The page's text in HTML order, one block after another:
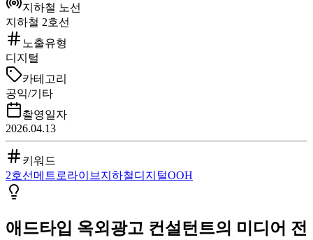
지하철 노선
지하철 2호선
노출유형
디지털
카테고리
공익/기타
촬영일자
2026.04.13
키워드
2호선 메트로라이브 지하철디지털OOH
애드타입 옥외광고 컨설턴트의 미디어 전